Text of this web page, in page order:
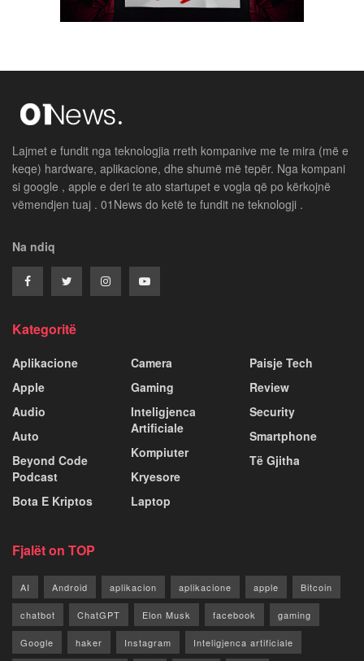
Lajmet e fundit nga teknologjia rreth kompanive me te mira (më e
keqe) hardware, aplikacione, dhe shumë më tepër. Nga kompani
si google , apple e deri te ato startupet e vogla që po kërkojnë
vëmendjen tuaj . 01News do ketë te fundit ne teknologji .
Na ndiq
Kategoritë
Aplikacione
Apple
Audio
Auto
Beyond Code
Podcast
Bota E Kriptos
Camera
Gaming
Inteligjenca
Artificiale
Kompiuter
Kryesore
Laptop
Paisje Tech
Review
Security
Smartphone
Të Gjitha
Fjalët on TOP
AI Android aplikacion aplikacione apple Bitcoin
chatbot ChatGPT Elon Musk facebook gaming
Google haker Instagram Inteligjenca artificiale